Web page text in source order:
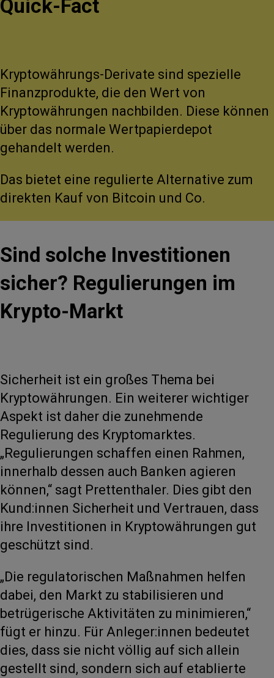
Quick-Fact
Kryptowährungs-Derivate sind spezielle
Finanzprodukte, die den Wert von
Kryptowährungen nachbilden. Diese können
über das normale Wertpapierdepot
gehandelt werden.
Das bietet eine regulierte Alternative zum
direkten Kauf von Bitcoin und Co.
Sind solche Investitionen
sicher? Regulierungen im
Krypto-Markt
Sicherheit ist ein großes Thema bei
Kryptowährungen. Ein weiterer wichtiger
Aspekt ist daher die zunehmende
Regulierung des Kryptomarktes.
„Regulierungen schaffen einen Rahmen,
innerhalb dessen auch Banken agieren
können,“ sagt Prettenthaler. Dies gibt den
Kund:innen Sicherheit und Vertrauen, dass
ihre Investitionen in Kryptowährungen gut
geschützt sind.
„Die regulatorischen Maßnahmen helfen
dabei, den Markt zu stabilisieren und
betrügerische Aktivitäten zu minimieren,“
fügt er hinzu. Für Anleger:innen bedeutet
dies, dass sie nicht völlig auf sich allein
gestellt sind, sondern sich auf etablierte